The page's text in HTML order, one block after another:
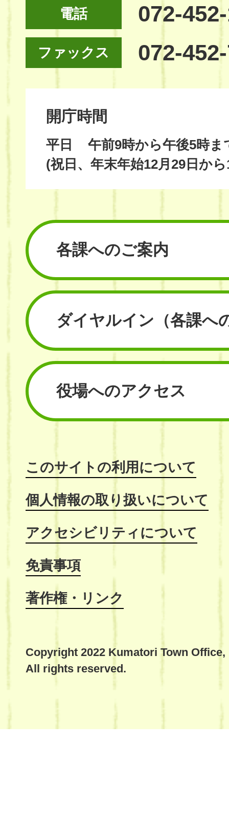
電話 072-
ファックス 072-
開庁時間
平日
午前9時から午後5時ま
(祝日、年末年始12月29日か
各課へのご案内
ダイヤルイン （各課へ
役場へのアクセス
このサイトの利用について
個人情報の取り扱いについて
アクセシビリティについて
免責事項
著作権・リンク
Copyright 2022 Kumatori Town Office,
All rights reserved.